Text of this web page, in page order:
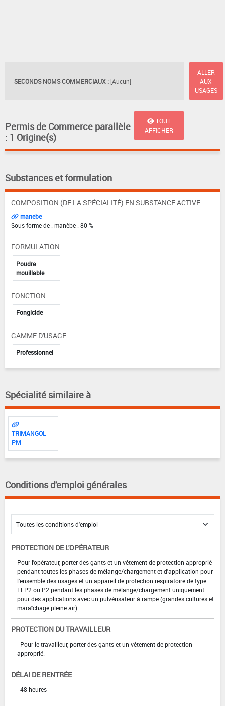
SECONDS NOMS COMMERCIAUX : [Aucun]
ALLER
AUX
USAGES
Permis de Commerce parallèle
: 1 Origine(s)
TOUT
AFFICHER
Substances et formulation
COMPOSITION (DE LA SPÉCIALITÉ) EN SUBSTANCE ACTIVE
manebe
Sous forme de : manèbe : 80 %
FORMULATION
Poudre
mouillable
FONCTION
Fongicide
GAMME D'USAGE
Professionnel
Spécialité similaire à
TRIMANGOL
PM
Conditions d'emploi générales
PROTECTION DE L'OPÉRATEUR
Pour l'opérateur, porter des gants et un vêtement de protection approprié
pendant toutes les phases de mélange/chargement et d'application pour
l'ensemble des usages et un appareil de protection respiratoire de type
FFP2 ou P2 pendant les phases de mélange/chargement uniquement
pour des applications avec un pulvérisateur à rampe (grandes cultures et
maraîchage pleine air).
PROTECTION DU TRAVAILLEUR
- Pour le travailleur, porter des gants et un vêtement de protection
approprié.
DÉLAI DE RENTRÉE
- 48 heures